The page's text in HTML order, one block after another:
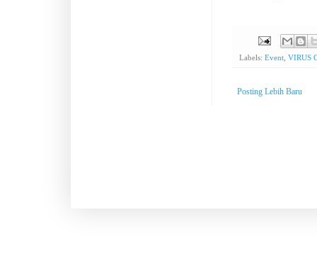
Labels: Event VIRUS
Posting Lebih Baru